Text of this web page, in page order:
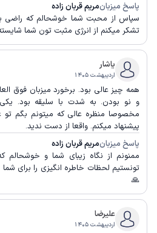
پاسخ میزبانمریم قربان زاده
سپاس از محبت شما خوشحالم که
تشکر میکنم از انرژی مثبت تون شما
یاشار
اردیبهشت ۱۴۰۵
همه چیز عالی بود. برخورد میزبان فوق
و نو بودن. به شدت با سلیقه بود. یکی
مخصوصا منظره عالی که میتونم بگم
پیشنهاد میکنم. واقعا از دست ندید.
پاسخ میزبانمریم قربان زاده
ممنونم از نگاه زیبای شما و خوشحالم
تونستیم لحظات خاطره انگیزی را برای
🙏
عليرضا
اردیبهشت ۱۴۰۵